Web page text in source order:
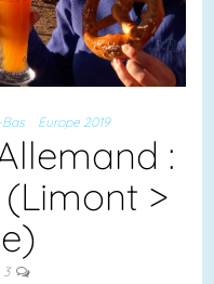
Europe 2019
:
(Limont >
3